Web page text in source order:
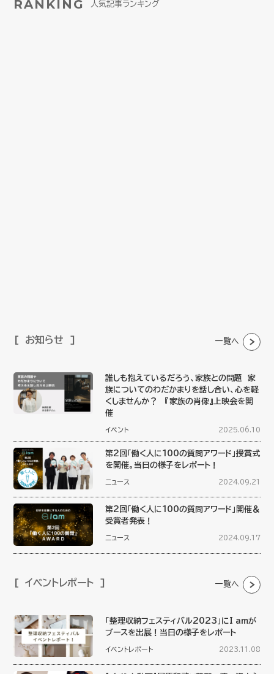
RANKING 人気記事ランキング
お知らせ 一覧へ
誰しも抱えているだろう、家族との問題 家
族についてのわだかまりを話し合い、心を軽
くしませんか？ 『家族の肖像』上映会を開
催
イベント 2025.06.10
第2回「働く人に100の質問アワード」授賞式
を開催。当日の様子をレポート！
ニュース 2024.09.21
第2回「働く人に100の質問アワード」開催＆
受賞者発表！
ニュース 2024.09.17
イベントレポート 一覧へ
「整理収納フェスティバル2023」にI amが
ブースを出展！当日の様子をレポート
イベントレポート 2023.11.08